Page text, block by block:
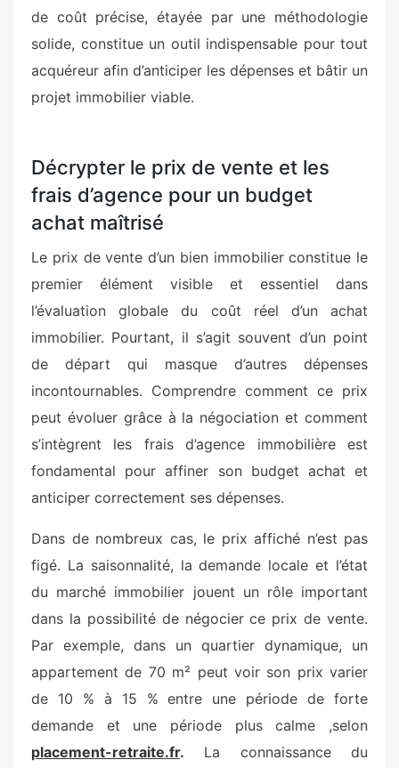
de coût précise, étayée par une méthodologie
solide, constitue un outil indispensable pour tout
acquéreur afin d’anticiper les dépenses et bâtir un
projet immobilier viable.
Décrypter le prix de vente et les
frais d’agence pour un budget
achat maîtrisé
Le prix de vente d’un bien immobilier constitue le
premier élément visible et essentiel dans
l’évaluation globale du coût réel d’un achat
immobilier. Pourtant, il s’agit souvent d’un point
de départ qui masque d’autres dépenses
incontournables. Comprendre comment ce prix
peut évoluer grâce à la négociation et comment
s’intègrent les frais d’agence immobilière est
fondamental pour affiner son budget achat et
anticiper correctement ses dépenses.
Dans de nombreux cas, le prix affiché n’est pas
figé. La saisonnalité, la demande locale et l’état
du marché immobilier jouent un rôle important
dans la possibilité de négocier ce prix de vente.
Par exemple, dans un quartier dynamique, un
appartement de 70 m² peut voir son prix varier
de 10 % à 15 % entre une période de forte
demande et une période plus calme ,selon
placement-retraite.fr. La connaissance du